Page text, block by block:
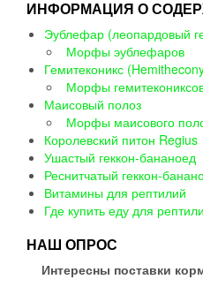
ИНФОРМАЦИЯ О
Эублефар (леопардовый
Морфы эублефаров
Гемитеконикс
Морфы
Маисовый полоз
Морфы маисового
Королевский питон Regius
Ушастый геккон-бананоед
Реснитчатый геккон-
Витамины для рептилий
Где купить еду для
НАШ ОПРОС
Интересны поставки